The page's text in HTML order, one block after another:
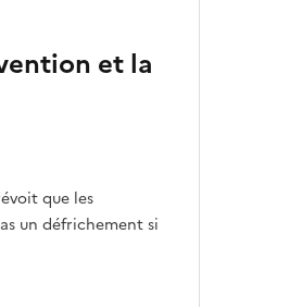
et la
que les
un défrichement si